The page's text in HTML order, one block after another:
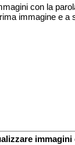
con la
immagine e